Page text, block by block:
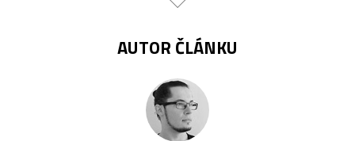
AUTOR ČLÁNKU